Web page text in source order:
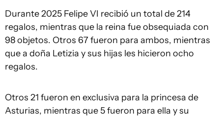
Durante 2025 Felipe VI recibió un total de 214
regalos, mientras que la reina fue obsequiada con
98 objetos. Otros 67 fueron para ambos, mientras
que a doña Letizia y sus hijas les hicieron ocho
regalos.
Otros 21 fueron en exclusiva para la princesa de
Asturias, mientras que 5 fueron para ella y su